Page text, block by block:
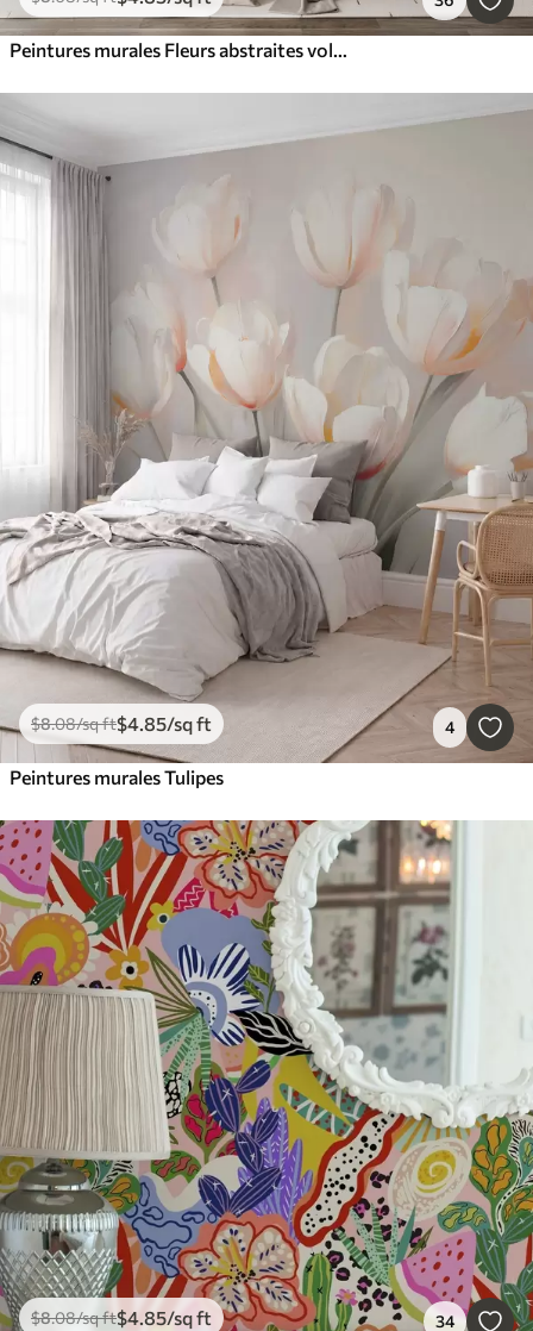
Peintures murales Fleurs abstraites volumétriques dans le style de la peinture à l'huile
$8.08/sq ft$4.85/sq ft 4
Peintures murales Tulipes
$8.08/sq ft$4.85/sq ft 34